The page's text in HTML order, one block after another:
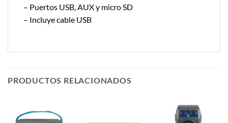
– Puertos USB, AUX y micro SD
– Incluye cable USB
PRODUCTOS RELACIONADOS